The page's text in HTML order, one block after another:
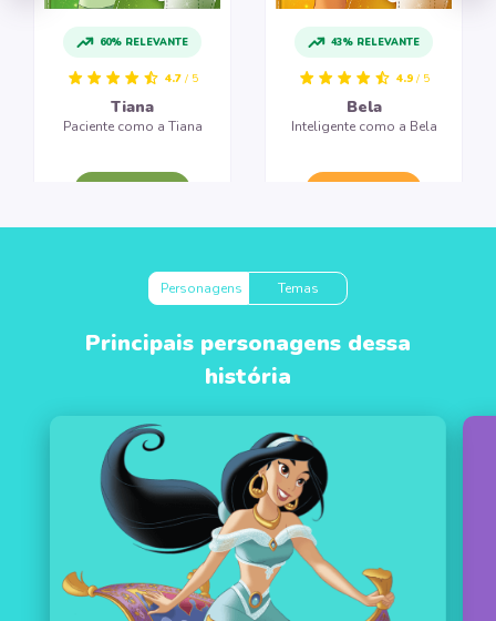
60% RELEVANTE
4.7 / 5
Tiana
Paciente como a Tiana
43% RELEVANTE
4.9 / 5
Bela
Inteligente como a Bela
Personagens Temas
Principais personagens dessa
história